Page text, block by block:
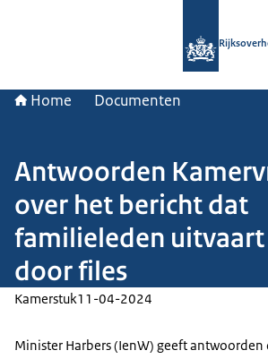
Home Documenten
Antwoorden
over het bericht dat
familieleden uitvaart
door files
Kamerstuk11-04-2024
Minister Harbers (IenW) geeft antwoorden